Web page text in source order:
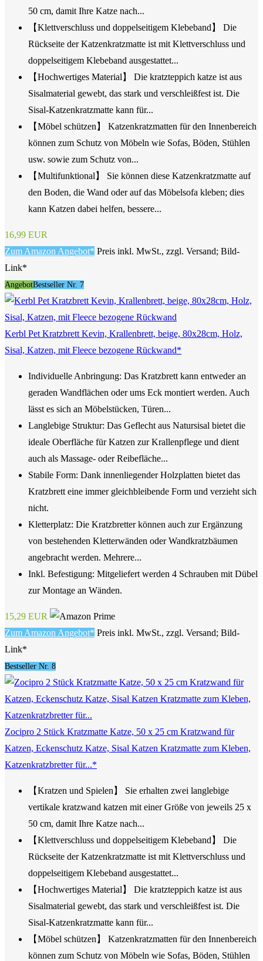
50 cm, damit Ihre Katze nach...
【Klettverschluss und doppelseitigem Klebeband】 Die
Rückseite der Katzenkratzmatte ist mit Klettverschluss und
doppelseitigem Klebeband ausgestattet...
【Hochwertiges Material】 Die kratzteppich katze ist aus
Sisalmaterial gewebt, das stark und verschleißfest ist. Die
Sisal-Katzenkratzmatte kann für...
【Möbel schützen】 Katzenkratzmatten für den Innenbereich
können zum Schutz von Möbeln wie Sofas, Böden, Stühlen
usw. sowie zum Schutz von...
【Multifunktional】 Sie können diese Katzenkratzmatte auf
den Boden, die Wand oder auf das Möbelsofa kleben; dies
kann Katzen dabei helfen, bessere...
16,99 EUR
Zum Amazon Angebot* Preis inkl. MwSt., zzgl. Versand; Bild-
Link*
AngebotBestseller Nr. 7
Kerbl Pet Kratzbrett Kevin, Krallenbrett, beige, 80x28cm, Holz,
Sisal, Katzen, mit Fleece bezogene Rückwand*
Individuelle Anbringung: Das Kratzbrett kann entweder an
geraden Wandflächen oder ums Eck montiert werden. Auch
lässt es sich an Möbelstücken, Türen...
Langlebige Struktur: Das Geflecht aus Natursisal bietet die
ideale Oberfläche für Katzen zur Krallenpflege und dient
auch als Massage- oder Reibefläche...
Stabile Form: Dank innenliegender Holzplatten bietet das
Kratzbrett eine immer gleichbleibende Form und verzieht sich
nicht.
Kletterplatz: Die Kratzbretter können auch zur Ergänzung
von bestehenden Kletterwänden oder Wandkratzbäumen
angebracht werden. Mehrere...
Inkl. Befestigung: Mitgeliefert werden 4 Schrauben mit Dübel
zur Montage an Wänden.
15,29 EUR
Zum Amazon Angebot* Preis inkl. MwSt., zzgl. Versand; Bild-
Link*
Bestseller Nr. 8
Zocipro 2 Stück Kratzmatte Katze, 50 x 25 cm Kratzwand für
Katzen, Eckenschutz Katze, Sisal Katzen Kratzmatte zum Kleben,
Katzenkratzbretter für...*
【Kratzen und Spielen】 Sie erhalten zwei langlebige
vertikale kratzwand katzen mit einer Größe von jeweils 25 x
50 cm, damit Ihre Katze nach...
【Klettverschluss und doppelseitigem Klebeband】 Die
Rückseite der Katzenkratzmatte ist mit Klettverschluss und
doppelseitigem Klebeband ausgestattet...
【Hochwertiges Material】 Die kratzteppich katze ist aus
Sisalmaterial gewebt, das stark und verschleißfest ist. Die
Sisal-Katzenkratzmatte kann für...
【Möbel schützen】 Katzenkratzmatten für den Innenbereich
können zum Schutz von Möbeln wie Sofas, Böden, Stühlen